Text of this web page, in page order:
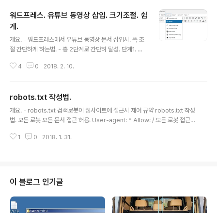
워드프레스. 유튜브 동영상 삽입. 크기조절. 쉽
게.
개요. - 워드프레스에서 유튜브 동영상 문서 삽입시. 폭 조
절 간단하게 하는법. - 총 2단계로 간단히 달성. 단계1. 유
상 의 브라우저의 주소창에서 주소 복사. 단계2. 워드프레
창(아래그림)에서, 1. 상기 단계1에서 복사한 주소 붙여넣
기. (아래 그림 )2. 크기 지정 . 폭을 780 기록하고 높이 부
분 마우스로 클릭하면 자동으로 높이 값도 변경된다. (아래
동일창의 탭 Embed 에서(아래그림 파란색 박스). 3.1 주
4 0 2018. 2. 10.
robots.txt 작성법.
개요. - robots.txt 검색로봇이 웹사이트에 접근시 제어 규약 robots.txt 작성
법. 모든 로봇 모든 문서 접근 허용. User-agent: * Allow: / 모든 로봇 접근
폴더를모두 나열하면 된다. User-agent: * Disallow: /tmp/Disallow: /tes
1 0 2018. 1. 31.
이 블로그 인기글